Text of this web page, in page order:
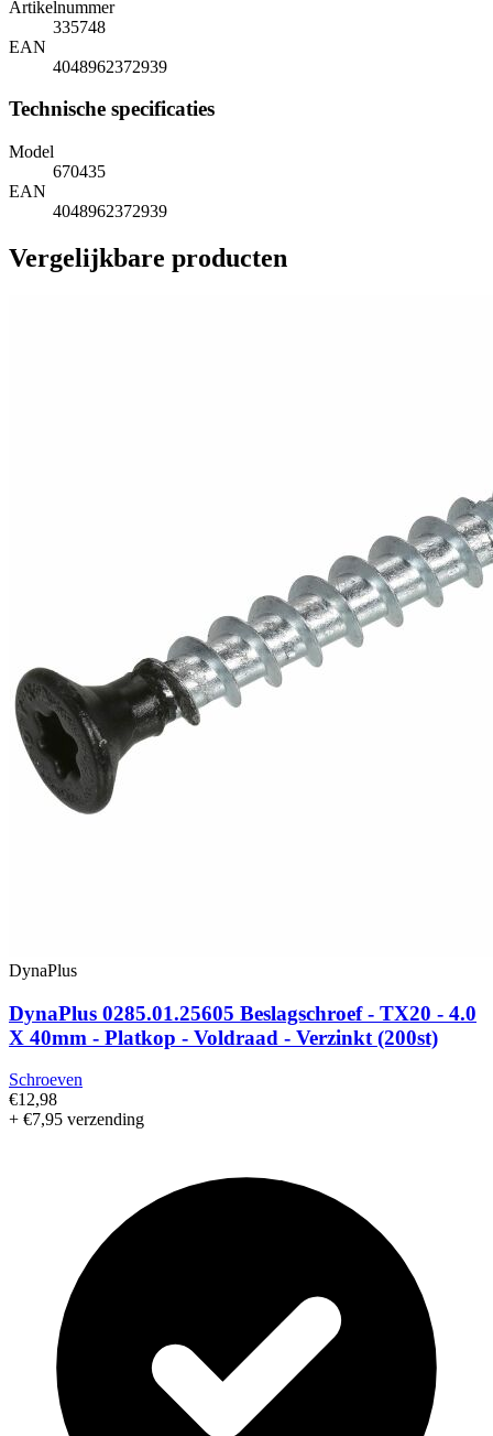
Artikelnummer
335748
EAN
4048962372939
Technische specificaties
Model
670435
EAN
4048962372939
Vergelijkbare producten
DynaPlus
DynaPlus 0285.01.25605 Beslagschroef - TX20 - 4.0
X 40mm - Platkop - Voldraad - Verzinkt (200st)
Schroeven
€12,98
+ €7,95 verzending